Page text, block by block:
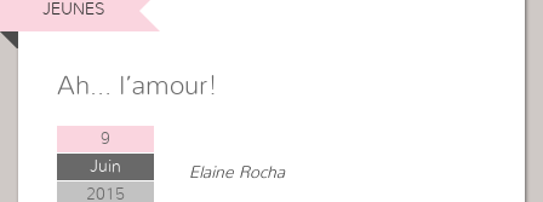
JEUNES
Ah… l’amour!
9
Juin
2015
Elaine Rocha